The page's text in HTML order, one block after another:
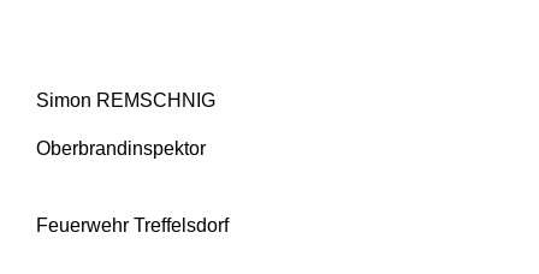
Simon REMSCHNIG
Oberbrandinspektor
Feuerwehr Treffelsdorf